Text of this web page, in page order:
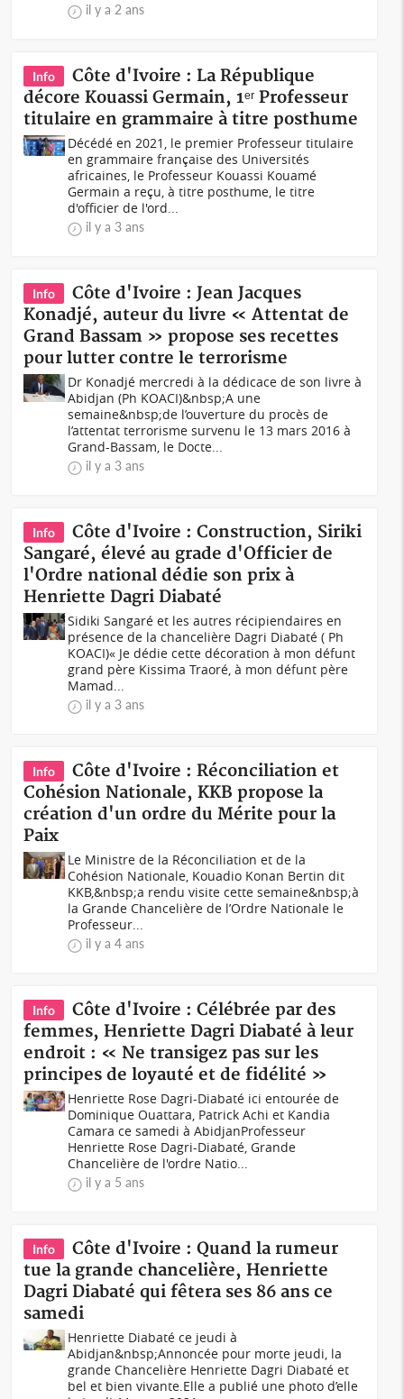
il y a 2 ans
Info
Côte d'Ivoire : La République
décore Kouassi Germain, 1ᵉʳ Professeur
titulaire en grammaire à titre posthume
Décédé en 2021, le premier Professeur titulaire
en grammaire française des Universités
africaines, le Professeur Kouassi Kouamé
Germain a reçu, à titre posthume, le titre
d'officier de l'ord...
il y a 3 ans
Info
Côte d'Ivoire : Jean Jacques
Konadjé, auteur du livre « Attentat de
Grand Bassam » propose ses recettes
pour lutter contre le terrorisme
Dr Konadjé mercredi à la dédicace de son livre à
Abidjan (Ph KOACI)&nbsp;A une
semaine&nbsp;de l’ouverture du procès de
l’attentat terrorisme survenu le 13 mars 2016 à
Grand-Bassam, le Docte...
il y a 3 ans
Info
Côte d'Ivoire : Construction, Siriki
Sangaré, élevé au grade d'Officier de
l'Ordre national dédie son prix à
Henriette Dagri Diabaté
Sidiki Sangaré et les autres récipiendaires en
présence de la chancelière Dagri Diabaté ( Ph
KOACI)« Je dédie cette décoration à mon défunt
grand père Kissima Traoré, à mon défunt père
Mamad...
il y a 3 ans
Info
Côte d'Ivoire : Réconciliation et
Cohésion Nationale, KKB propose la
création d'un ordre du Mérite pour la
Paix
Le Ministre de la Réconciliation et de la
Cohésion Nationale, Kouadio Konan Bertin dit
KKB,&nbsp;a rendu visite cette semaine&nbsp;à
la Grande Chancelière de l’Ordre Nationale le
Professeur...
il y a 4 ans
Info
Côte d'Ivoire : Célébrée par des
femmes, Henriette Dagri Diabaté à leur
endroit : « Ne transigez pas sur les
principes de loyauté et de fidélité »
Henriette Rose Dagri-Diabaté ici entourée de
Dominique Ouattara, Patrick Achi et Kandia
Camara ce samedi à AbidjanProfesseur
Henriette Rose Dagri-Diabaté, Grande
Chancelière de l'ordre Natio...
il y a 5 ans
Info
Côte d'Ivoire : Quand la rumeur
tue la grande chancelière, Henriette
Dagri Diabaté qui fêtera ses 86 ans ce
samedi
Henriette Diabaté ce jeudi à
Abidjan&nbsp;Annoncée pour morte jeudi, la
grande Chancelière Henriette Dagri Diabaté et
bel et bien vivante.Elle a publié une photo d’elle